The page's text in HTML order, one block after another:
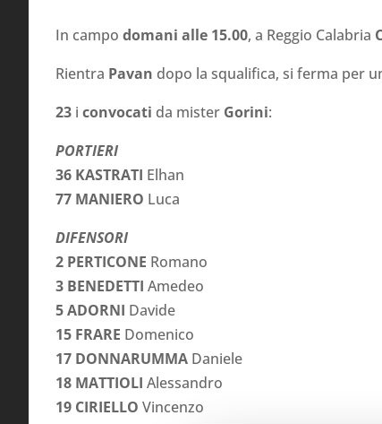
In campo domani alle 15.00, a Reggio Calabria
Rientra Pavan dopo la squalifica, si ferma per
23 i convocati da mister Gorini:
PORTIERI
36 KASTRATI Elhan
77 MANIERO Luca
DIFENSORI
2 PERTICONE Romano
3 BENEDETTI Amedeo
5 ADORNI Davide
15 FRARE Domenico
17 DONNARUMMA Daniele
18 MATTIOLI Alessandro
19 CIRIELLO Vincenzo